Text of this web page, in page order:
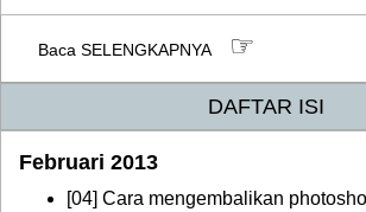
Baca SELENGKAPNYA ☞
DAFTAR ISI
Februari 2013
[04] Cara mengembalikan